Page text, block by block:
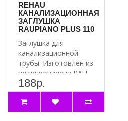
REHAU
КАНАЛИЗАЦИОННАЯ
ЗАГЛУШКА
RAUPIANO PLUS 110
Заглушка для
канализационной
трубы. Изготовлен из
полипропилена RAU-
ПП, усиленный
минералами. ..
188р.